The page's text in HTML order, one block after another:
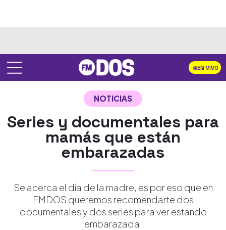
EN VIVO
NOTICIAS
Series y documentales para
mamás que están
embarazadas
Se acerca el día de la madre, es por eso que en
FMDOS queremos recomendarte dos
documentales y dos series para ver estando
embarazada.